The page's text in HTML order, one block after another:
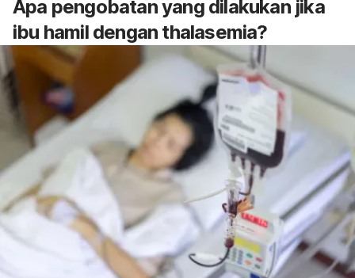
Apa pengobatan yang dilakukan jika
ibu hamil dengan thalasemia?